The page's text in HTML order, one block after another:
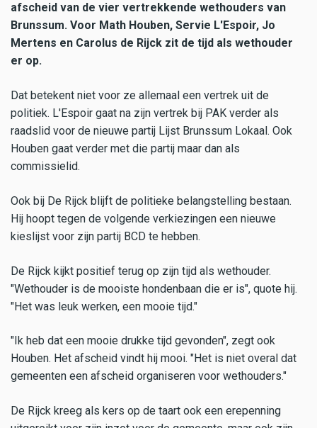
afscheid van de vier vertrekkende wethouders van
Brunssum. Voor Math Houben, Servie L'Espoir, Jo
Mertens en Carolus de Rijck zit de tijd als wethouder
er op.
Dat betekent niet voor ze allemaal een vertrek uit de
politiek. L'Espoir gaat na zijn vertrek bij PAK verder als
raadslid voor de nieuwe partij Lijst Brunssum Lokaal. Ook
Houben gaat verder met die partij maar dan als
commissielid.
Ook bij De Rijck blijft de politieke belangstelling bestaan.
Hij hoopt tegen de volgende verkiezingen een nieuwe
kieslijst voor zijn partij BCD te hebben.
De Rijck kijkt positief terug op zijn tijd als wethouder.
"Wethouder is de mooiste hondenbaan die er is", quote hij.
"Het was leuk werken, een mooie tijd."
"Ik heb dat een mooie drukke tijd gevonden", zegt ook
Houben. Het afscheid vindt hij mooi. "Het is niet overal dat
gemeenten een afscheid organiseren voor wethouders."
De Rijck kreeg als kers op de taart ook een erepenning